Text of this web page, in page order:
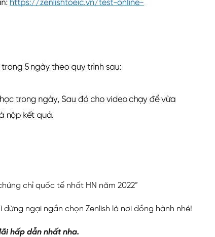
chỉ quốc tế nhất HN năm 2022”
ngại ngần chọn Zenlish là nơi đồng hành nhé!
hấp dẫn nhất nha.